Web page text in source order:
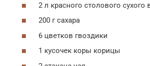
2 л красного столового сухого
200 г сахара
6 цветков гвоздики
1 кусочек коры корицы